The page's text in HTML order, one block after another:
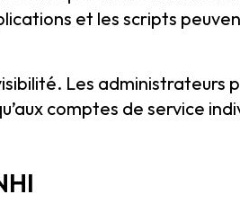
et les scripts
Les administrateurs
comptes de service